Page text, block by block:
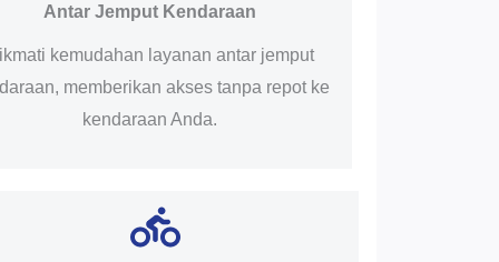
Antar Jemput Kendaraan
kemudahan layanan antar jemput
memberikan akses tanpa repot ke
kendaraan Anda.